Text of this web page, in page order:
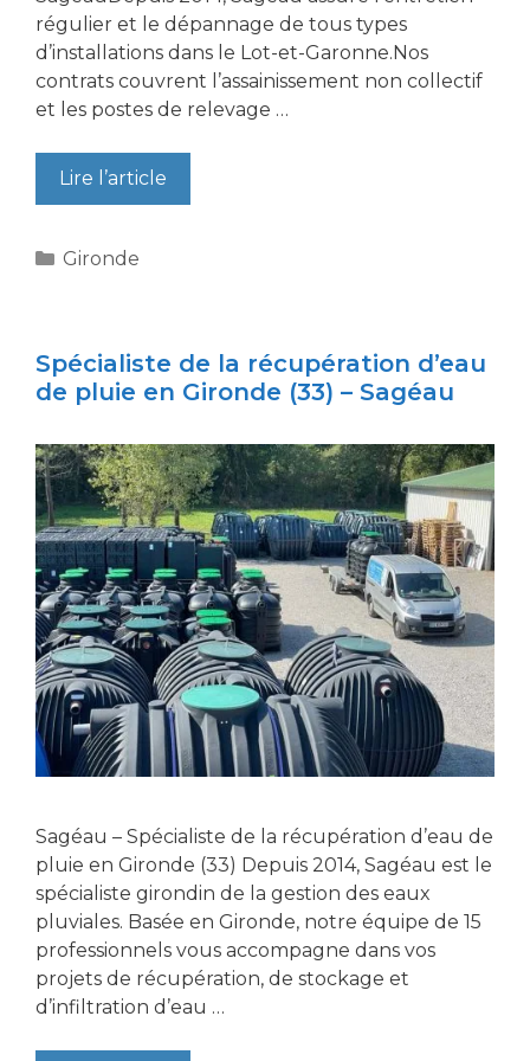
régulier et le dépannage de tous types
d’installations dans le Lot-et-Garonne.Nos
contrats couvrent l’assainissement non collectif
et les postes de relevage …
Lire l’article
Catégories
Gironde
Spécialiste de la récupération d’eau
de pluie en Gironde (33) – Sagéau
Sagéau – Spécialiste de la récupération d’eau de
pluie en Gironde (33) Depuis 2014, Sagéau est le
spécialiste girondin de la gestion des eaux
pluviales. Basée en Gironde, notre équipe de 15
professionnels vous accompagne dans vos
projets de récupération, de stockage et
d’infiltration d’eau …